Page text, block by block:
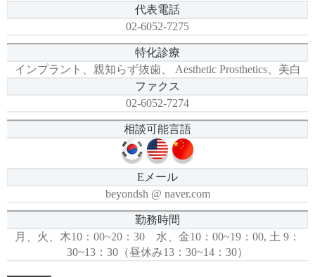
代表電話
02-6052-7275
特化診療
インプラント、親知らず抜歯、 Aesthetic Prosthetics、美白
ファクス
02-6052-7274
相談可能言語
Eメール
beyondsh @ naver.com
勤務時間
月、火、木10：00~20：30 水、金10：00~19：00, 土 9：
30~13：30（昼休み13：30~14：30）